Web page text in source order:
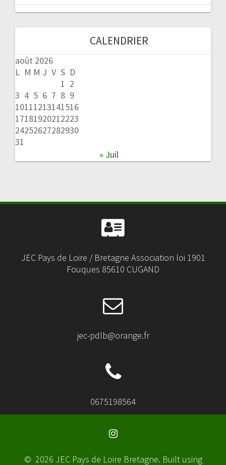
CALENDRIER
août 2026
L M M J V S D
1 2
3 4 5 6 7 8 9
10111213141516
17181920212223
24252627282930
31
« Juil
JEC Pays de Loire / Bretagne Association loi 1901
Fouques 85610 CUGAND
jec-pdlb@orange.fr
0675198564
© 2026 JEC Pays de Loire Bretagne. Built using